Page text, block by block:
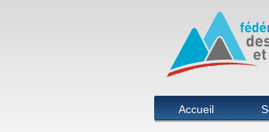
Menu principal
Accueil